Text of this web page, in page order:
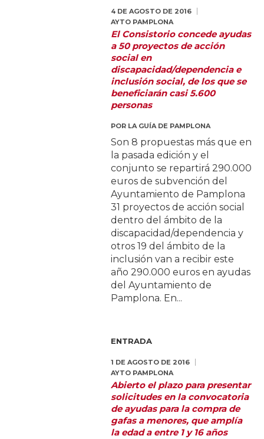
4 DE AGOSTO DE 2016
AYTO PAMPLONA
El Consistorio concede ayudas
a 50 proyectos de acción
social en
discapacidad/dependencia e
inclusión social, de los que se
beneficiarán casi 5.600
personas
POR LA GUÍA DE PAMPLONA
Son 8 propuestas más que en
la pasada edición y el
conjunto se repartirá 290.000
euros de subvención del
Ayuntamiento de Pamplona
31 proyectos de acción social
dentro del ámbito de la
discapacidad/dependencia y
otros 19 del ámbito de la
inclusión van a recibir este
año 290.000 euros en ayudas
del Ayuntamiento de
Pamplona. En...
ENTRADA
1 DE AGOSTO DE 2016
AYTO PAMPLONA
Abierto el plazo para presentar
solicitudes en la convocatoria
de ayudas para la compra de
gafas a menores, que amplía
la edad a entre 1 y 16 años